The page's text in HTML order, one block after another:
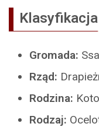
Klasyfikacja
Gromada:
Rząd:
Rodzina:
Rodzaj: